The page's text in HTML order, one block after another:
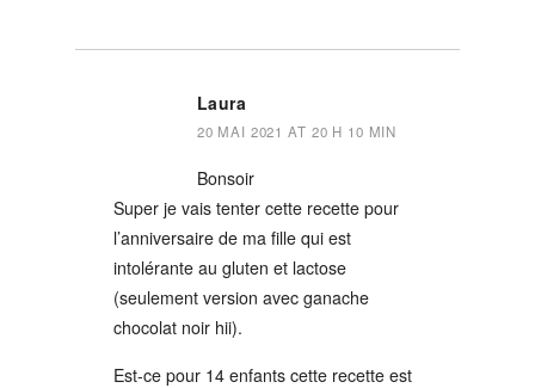
Laura
20 MAI 2021 AT 20 H 10 MIN
Bonsoir
Super je vais tenter cette recette pour
l’anniversaire de ma fille qui est
intolérante au gluten et lactose
(seulement version avec ganache
chocolat noir hii).
Est-ce pour 14 enfants cette recette est